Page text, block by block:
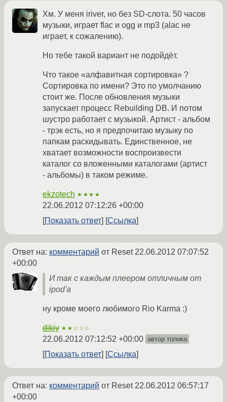
Хм. У меня iriver, но без SD-слота. 50 часов
музыки, играет flac и ogg и mp3 (alac не
играет, к сожалению).
Но тебе такой вариант не подойдёт.
Что такое «алфавитная сортировка» ?
Сортировка по имени? Это по умолчанию
стоит же. После обновления музыки
запускает процесс Rebuilding DB. И потом
шустро работает с музыкой. Артист - альбом
- трэк есть, но я предпочитаю музыку по
папкам раскидывать. Единственное, не
хватает возможности воспроизвести
каталог со вложенными каталогами (артист
- альбомы) в таком режиме.
ekzotech ★★★★
22.06.2012 07:12:26 +00:00
Показать ответ
Ссылка
Ответ на: комментарий от Reset22.06.2012 07:07:52
+00:00
И так с каждым плеером отличным от
ipod'а
ну кроме моего любимого Rio Karma :)
dikiy ★★☆☆☆
22.06.2012 07:12:52 +00:00 автор топика
Показать ответ Ссылка
Ответ на: комментарий от Reset22.06.2012 06:57:17
+00:00